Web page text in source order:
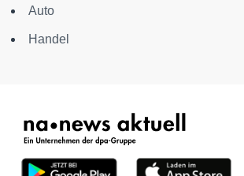
Auto
Handel